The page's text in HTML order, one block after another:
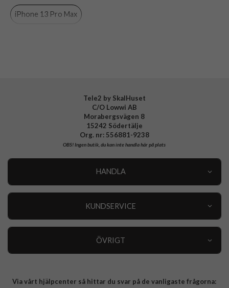
iPhone 13 Pro Max
Tele2 by SkalHuset
C/O Lowwi AB
Morabergsvägen 8
15242 Södertälje
Org. nr: 556881-9238
OBS!Ingen butik, du kan inte handla här på plats
HANDLA
KUNDSERVICE
ÖVRIGT
Integritetspolicy
Via vårt hjälpcenter så hittar du svar på de vanligaste frågorna: